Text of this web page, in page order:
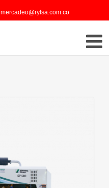
mercadeo@rylsa.com.co